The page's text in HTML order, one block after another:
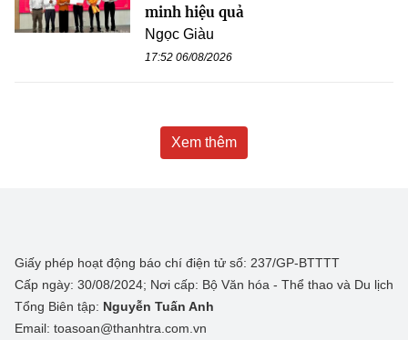
minh hiệu quả
Ngọc Giàu
17:52 06/08/2026
Xem thêm
Giấy phép hoạt động báo chí điện tử số: 237/GP-BTTTT
Cấp ngày: 30/08/2024; Nơi cấp: Bộ Văn hóa - Thể thao và Du lịch
Tổng Biên tập: Nguyễn Tuấn Anh
Email: toasoan@thanhtra.com.vn